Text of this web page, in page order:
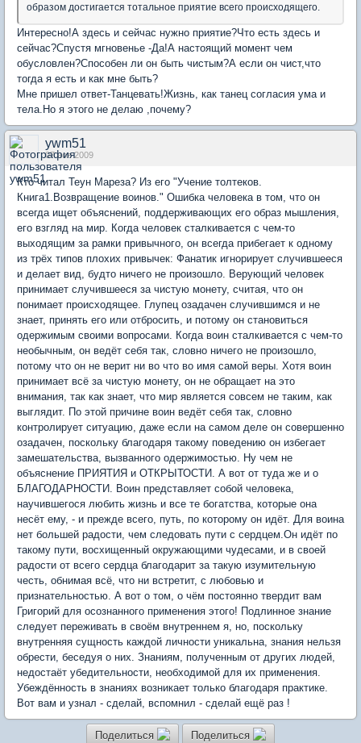
образом достигается тотальное приятие всего происходящего.
Интересно!А здесь и сейчас нужно приятие?Что есть здесь и
сейчас?Спустя мгновенье -Да!А настоящий момент чем
обусловлен?Способен ли он быть чистым?А если он чист,что
тогда я есть и как мне быть?
Мне пришел ответ-Танцевать!Жизнь, как танец согласия ума и
тела.Но я этого не делаю ,почему?
ywm51
07 ноя 2009
Кто читал Теун Мареза? Из его "Учение толтеков.
Книга1.Возвращение воинов." Ошибка человека в том, что он
всегда ищет объяснений, поддерживающих его образ мышления,
его взгляд на мир. Когда человек сталкивается с чем-то
выходящим за рамки привычного, он всегда прибегает к одному
из трёх типов плохих привычек: Фанатик игнорирует случившееся
и делает вид, будто ничего не произошло. Верующий человек
принимает случившееся за чистую монету, считая, что он
понимает происходящее. Глупец озадачен случившимся и не
знает, принять его или отбросить, и потому он становиться
одержимым своими вопросами. Когда воин сталкивается с чем-то
необычным, он ведёт себя так, словно ничего не произошло,
потому что он не верит ни во что во имя самой веры. Хотя воин
принимает всё за чистую монету, он не обращает на это
внимания, так как знает, что мир является совсем не таким, как
выглядит. По этой причине воин ведёт себя так, словно
контролирует ситуацию, даже если на самом деле он совершенно
озадачен, поскольку благодаря такому поведению он избегает
замешательства, вызванного одержимостью. Ну чем не
объяснение ПРИЯТИЯ и ОТКРЫТОСТИ. А вот от туда же и о
БЛАГОДАРНОСТИ. Воин представляет собой человека,
научившегося любить жизнь и все те богатства, которые она
несёт ему, - и прежде всего, путь, по которому он идёт. Для воина
нет большей радости, чем следовать пути с сердцем.Он идёт по
такому пути, восхищенный окружающими чудесами, и в своей
радости от всего сердца благодарит за такую изумительную
честь, обнимая всё, что ни встретит, с любовью и
признательностью. А вот о том, о чём постоянно твердит вам
Григорий для осознанного применения этого! Подлинное знание
следует переживать в своём внутреннем я, но, поскольку
внутренняя сущность каждой личности уникальна, знания нельзя
обрести, беседуя о них. Знаниям, полученным от других людей,
недостаёт убедительности, необходимой для их применения.
Убеждённость в знаниях возникает только благодаря практике.
Вот вам и узнал - сделай, вспомнил - сделай ещё раз !
Поделиться Поделиться